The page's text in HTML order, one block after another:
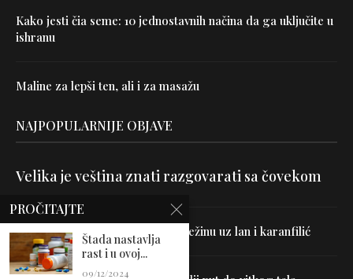
Kako jesti čia seme: 10 jednostavnih načina da ga uključite u
ishranu
Maline za lepši ten, ali i za masažu
NAJPOPULARNIJE OBJAVE
Velika je veština znati razgovarati sa čovekom
Uništite parazite i normalizujte težinu uz lan i karanfilić
PROČITAJTE
Štada nastavlja
rast i u ovoj...
09/12/2024